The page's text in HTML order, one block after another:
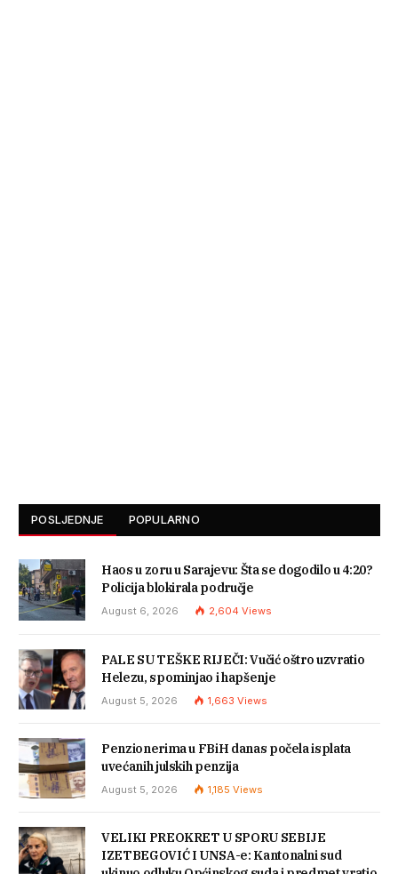
POSLJEDNJE POPULARNO
Haos u zoru u Sarajevu: Šta se dogodilo u 4:20?
Policija blokirala područje
August 6, 2026 2,604 Views
PALE SU TEŠKE RIJEČI: Vučić oštro uzvratio
Helezu, spominjao i hapšenje
August 5, 2026 1,663 Views
Penzionerima u FBiH danas počela isplata
uvećanih julskih penzija
August 5, 2026 1,185 Views
VELIKI PREOKRET U SPORU SEBIJE
IZETBEGOVIĆ I UNSA-e: Kantonalni sud